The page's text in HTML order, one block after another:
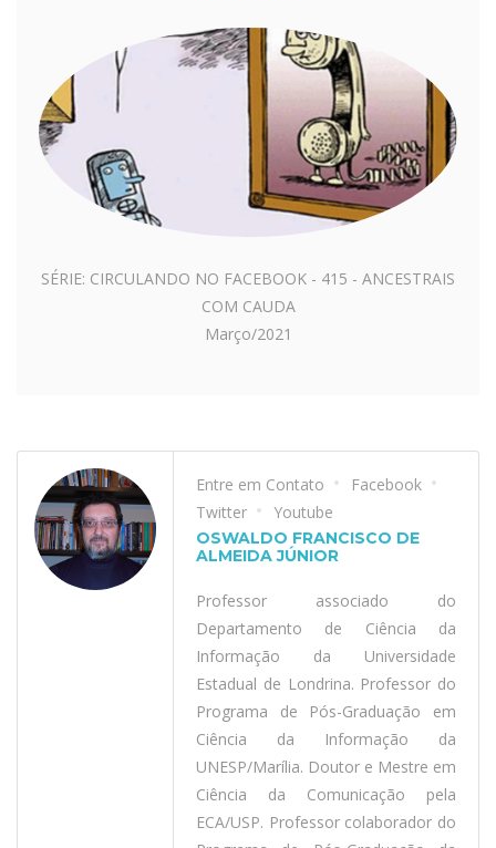
SÉRIE: CIRCULANDO NO FACEBOOK - 415 - ANCESTRAIS
COM CAUDA
Março/2021
Entre em Contato
Facebook
Twitter
Youtube
OSWALDO FRANCISCO DE
ALMEIDA JÚNIOR
Professor associado do
Departamento de Ciência da
Informação da Universidade
Estadual de Londrina. Professor do
Programa de Pós-Graduação em
Ciência da Informação da
UNESP/Marília. Doutor e Mestre em
Ciência da Comunicação pela
ECA/USP. Professor colaborador do